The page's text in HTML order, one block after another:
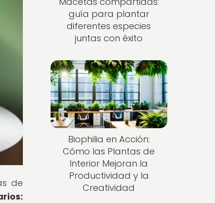
de
guía para plantar
diferentes especies
juntas con éxito
Biophilia en Acción:
Cómo las Plantas de
Interior Mejoran la
Productividad y la
Creatividad